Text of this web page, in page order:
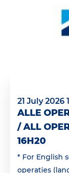
21 July 2026
ALLE
/ ALL
16H20
* For English
operaties